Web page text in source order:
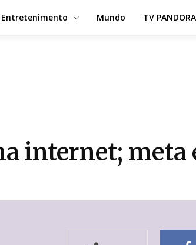
Entretenimento Mundo TV PANDORA
internet;